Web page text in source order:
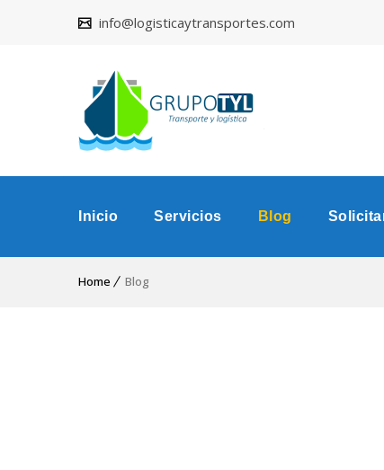
info@logisticaytransportes.com
Inicio Servicios Blog
Home Blog